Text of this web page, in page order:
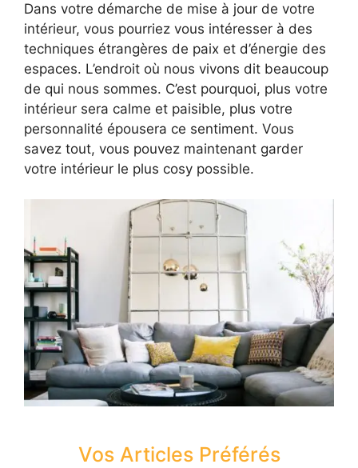
Dans votre démarche de mise à jour de votre
intérieur, vous pourriez vous intéresser à des
techniques étrangères de paix et d’énergie des
espaces. L’endroit où nous vivons dit beaucoup
de qui nous sommes. C’est pourquoi, plus votre
intérieur sera calme et paisible, plus votre
personnalité épousera ce sentiment. Vous
savez tout, vous pouvez maintenant garder
votre intérieur le plus cosy possible.
Vos Articles Préférés